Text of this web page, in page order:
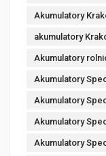
Akumulatory
akumulatory
Akumulatory
Akumulatory
Akumulatory
Akumulatory
Akumulatory